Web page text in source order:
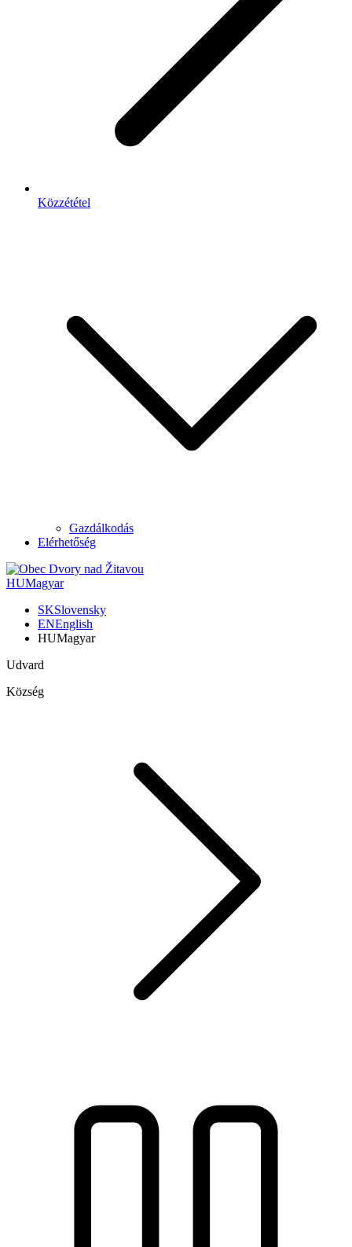
Közzététel
Gazdálkodás
Elérhetőség
HUMagyar
SKSlovensky
ENEnglish
HUMagyar
Udvard
Község